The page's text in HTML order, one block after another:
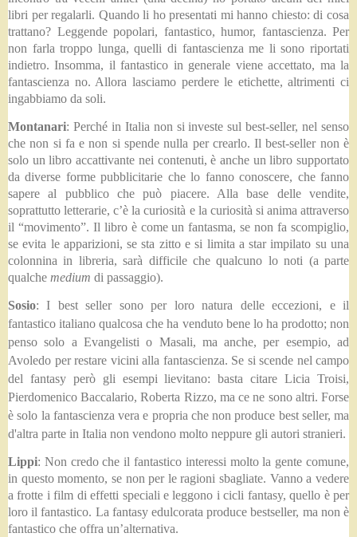
libri per regalarli. Quando li ho presentati mi hanno chiesto: di cosa
trattano? Leggende popolari, fantastico, humor, fantascienza. Per
non farla troppo lunga, quelli di fantascienza me li sono riportati
indietro. Insomma, il fantastico in generale viene accettato, ma la
fantascienza no. Allora lasciamo perdere le etichette, altrimenti ci
ingabbiamo da soli.
Montanari: Perché in Italia non si investe sul best-seller, nel senso
che non si fa e non si spende nulla per crearlo. Il best-seller non è
solo un libro accattivante nei contenuti, è anche un libro supportato
da diverse forme pubblicitarie che lo fanno conoscere, che fanno
sapere al pubblico che può piacere. Alla base delle vendite,
soprattutto letterarie, c’è la curiosità e la curiosità si anima attraverso
il “movimento”. Il libro è come un fantasma, se non fa scompiglio,
se evita le apparizioni, se sta zitto e si limita a star impilato su una
colonnina in libreria, sarà difficile che qualcuno lo noti (a parte
qualche medium di passaggio).
Sosio: I best seller sono per loro natura delle eccezioni, e il
fantastico italiano qualcosa che ha venduto bene lo ha prodotto; non
penso solo a Evangelisti o Masali, ma anche, per esempio, ad
Avoledo per restare vicini alla fantascienza. Se si scende nel campo
del fantasy però gli esempi lievitano: basta citare Licia Troisi,
Pierdomenico Baccalario, Roberta Rizzo, ma ce ne sono altri. Forse
è solo la fantascienza vera e propria che non produce best seller, ma
d'altra parte in Italia non vendono molto neppure gli autori stranieri.
Lippi: Non credo che il fantastico interessi molto la gente comune,
in questo momento, se non per le ragioni sbagliate. Vanno a vedere
a frotte i film di effetti speciali e leggono i cicli fantasy, quello è per
loro il fantastico. La fantasy edulcorata produce bestseller, ma non è
fantastico che offra un’alternativa.